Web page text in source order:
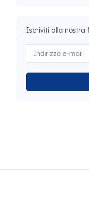
Iscriviti alla nostra